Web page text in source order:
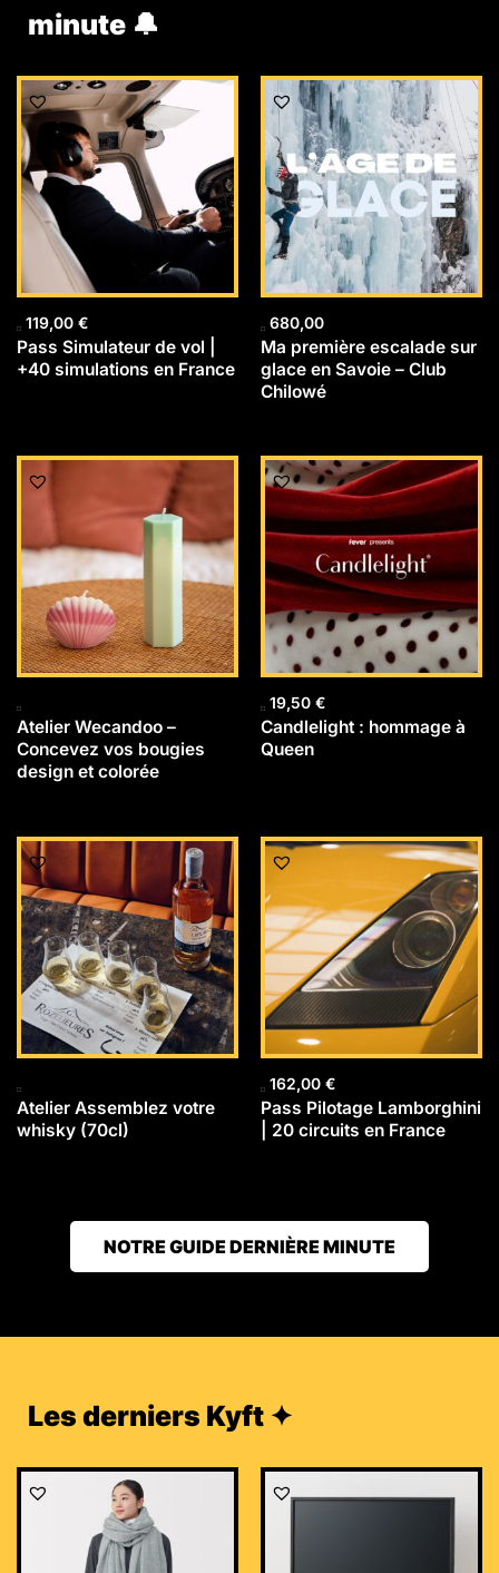
minute 🔔
119,00 €
Pass Simulateur de vol |
+40 simulations en France
680,00
Ma première escalade sur
glace en Savoie – Club
Chilowé
Atelier Wecandoo –
Concevez vos bougies
design et colorée
19,50 €
Candlelight : hommage à
Queen
Atelier Assemblez votre
whisky (70cl)
162,00 €
Pass Pilotage Lamborghini
| 20 circuits en France
NOTRE GUIDE DERNIÈRE MINUTE
Les derniers Kyft ✦